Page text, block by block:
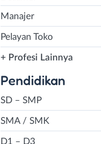
Manajer
Pelayan Toko
+ Profesi Lainnya
Pendidikan
SD – SMP
SMA / SMK
D1 – D3